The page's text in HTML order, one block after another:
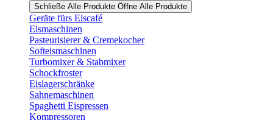
Schließe Alle Produkte Öffne Alle Produkte
Geräte fürs Eiscafé
Eismaschinen
Pasteurisierer & Cremekocher
Softeismaschinen
Turbomixer & Stabmixer
Schockfroster
Eislagerschränke
Sahnemaschinen
Spaghetti Eispressen
Kompressoren